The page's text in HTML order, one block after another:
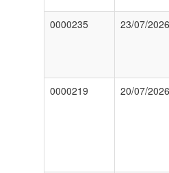
0000235 23/07/2026
0000219 20/07/2026